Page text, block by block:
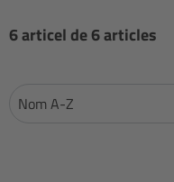
6 articel de 6 articles